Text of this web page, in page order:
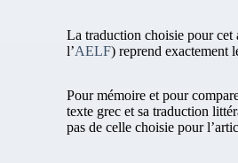
La traduction choisie pour cet
l’AELF) reprend exactement
Pour mémoire et pour
texte grec et sa traduction
pas de celle choisie pour